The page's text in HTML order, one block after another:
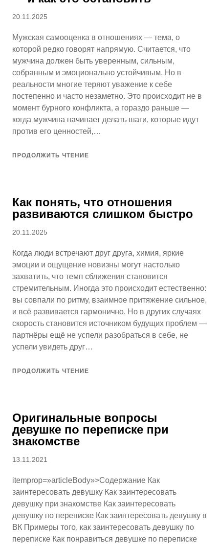
Опубликовано
20.11.2025
Мужская самооценка в отношениях — тема, о
которой редко говорят напрямую. Считается, что
мужчина должен быть уверенным, сильным,
собранным и эмоционально устойчивым. Но в
реальности многие теряют уважение к себе
постепенно и часто незаметно. Это происходит не в
момент бурного конфликта, а гораздо раньше —
когда мужчина начинает делать шаги, которые идут
против его ценностей,…
ПРОДОЛЖИТЬ ЧТЕНИЕ
Как понять, что отношения
развиваются слишком быстро
Опубликовано
20.11.2025
Когда люди встречают друг друга, химия, яркие
эмоции и ощущение новизны могут настолько
захватить, что темп сближения становится
стремительным. Иногда это происходит естественно:
вы совпали по ритму, взаимное притяжение сильное,
и всё развивается гармонично. Но в других случаях
скорость становится источником будущих проблем —
партнёры ещё не успели разобраться в себе, не
успели увидеть друг…
ПРОДОЛЖИТЬ ЧТЕНИЕ
Оригинальные вопросы
девушке по переписке при
знакомстве
Опубликовано
13.11.2021
itemprop=»articleBody»>Содержание Как
заинтересовать девушку Как заинтересовать
девушку при знакомстве Как заинтересовать
девушку по переписке Как заинтересовать девушку в
ВК Примеры того, как заинтересовать девушку по
переписке Как понравиться девушке по переписке